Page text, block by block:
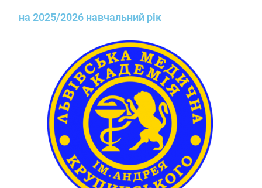
на 2025/2026 навчальний рік